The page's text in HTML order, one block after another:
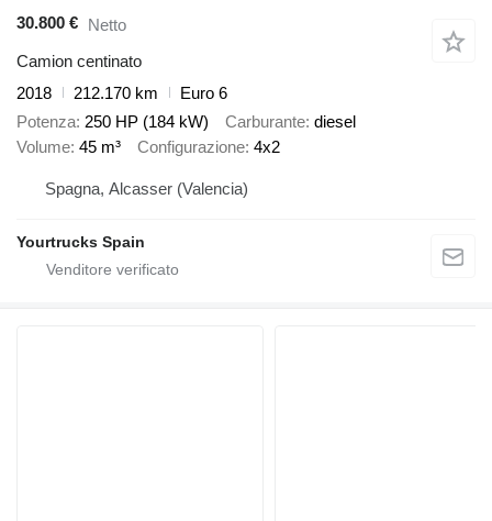
30.800 € Netto
Camion centinato
2018
212.170 km
Euro 6
Potenza 250 HP (184 kW) Carburante diesel
Volume 45 m³ Configurazione 4x2
Spagna, Alcasser (Valencia)
Yourtrucks Spain